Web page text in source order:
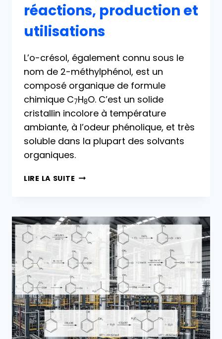
réactions, production et
utilisations
L’o-crésol, également connu sous le
nom de 2-méthylphénol, est un
composé organique de formule
chimique C7H8O. C’est un solide
cristallin incolore à température
ambiante, à l’odeur phénolique, et très
soluble dans la plupart des solvants
organiques.
LIRE LA SUITE O-
PRODUCTION
ET
UTILISATIONS